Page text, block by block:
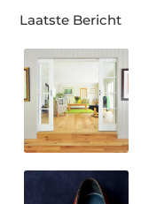
Laatste Bericht